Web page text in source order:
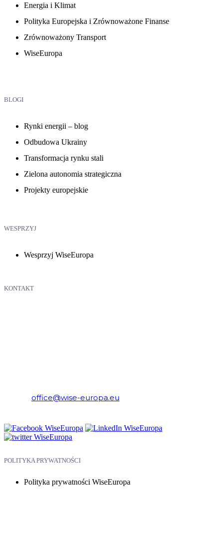
Energia i Klimat
Polityka Europejska i Zrównoważone Finanse
Zrównoważony Transport
WiseEuropa
BLOGI
Rynki energii – blog
Odbudowa Ukrainy
Transformacja rynku stali
Zielona autonomia strategiczna
Projekty europejskie
WESPRZYJ
Wesprzyj WiseEuropa
KONTAKT
office@wise-europa.eu
POLITYKA PRYWATNOŚCI
Polityka prywatności WiseEuropa